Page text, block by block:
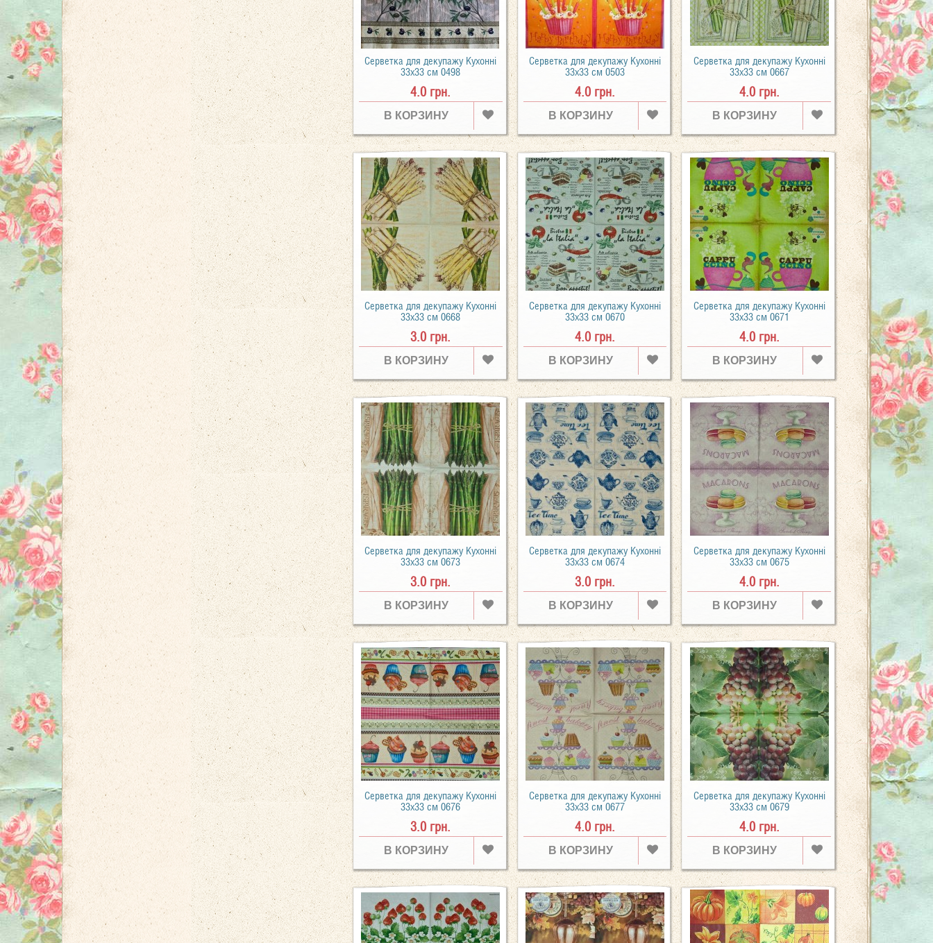
Серветка для декупажу Кухонні
33х33 см 0498
4.0 грн.
В КОРЗИНУ
Серветка для декупажу Кухонні
33х33 см 0503
4.0 грн.
В КОРЗИНУ
Серветка для декупажу Кухонні
33х33 см 0667
4.0 грн.
В КОРЗИНУ
Серветка для декупажу Кухонні
33х33 см 0668
3.0 грн.
В КОРЗИНУ
Серветка для декупажу Кухонні
33х33 см 0670
4.0 грн.
В КОРЗИНУ
Серветка для декупажу Кухонні
33х33 см 0671
4.0 грн.
В КОРЗИНУ
Серветка для декупажу Кухонні
33х33 см 0673
3.0 грн.
В КОРЗИНУ
Серветка для декупажу Кухонні
33х33 см 0674
3.0 грн.
В КОРЗИНУ
Серветка для декупажу Кухонні
33х33 см 0675
4.0 грн.
В КОРЗИНУ
Серветка для декупажу Кухонні
33х33 см 0676
3.0 грн.
В КОРЗИНУ
Серветка для декупажу Кухонні
33х33 см 0677
4.0 грн.
В КОРЗИНУ
Серветка для декупажу Кухонні
33х33 см 0679
4.0 грн.
В КОРЗИНУ